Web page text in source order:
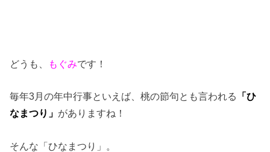
どうも、 もぐみです！
毎年3月の年中行事といえば、桃の節句とも言われる
「ひ
なまつり」 がありますね！
そんな「ひなまつり」。